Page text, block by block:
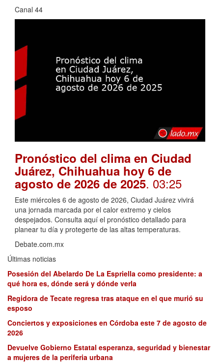
Canal 44
Pronóstico del clima en Ciudad
Juárez, Chihuahua hoy 6 de
agosto de 2026 de 2025. 03:25
Este miércoles 6 de agosto de 2026, Ciudad Juárez vivirá
una jornada marcada por el calor extremo y cielos
despejados. Consulta aquí el pronóstico detallado para
planear tu día y protegerte de las altas temperaturas.
Debate.com.mx
Últimas noticias
Posesión del Abelardo De La Espriella como presidente: a
qué hora es, dónde será y dónde verla
Regidora de Tecate regresa tras ataque en el que murió su
esposo
Conciertos y exposiciones en Córdoba este 7 de agosto de
2026
Devuelve Gobierno Estatal esperanza, seguridad y bienestar
a mujeres de la periferia urbana